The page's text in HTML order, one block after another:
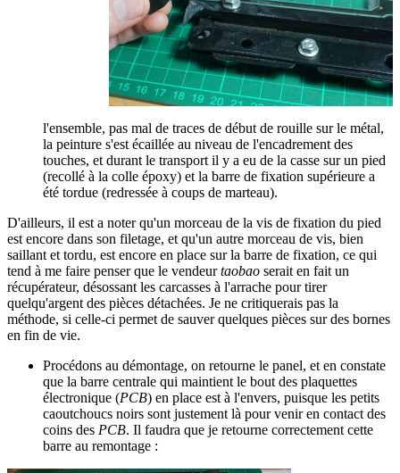
l'ensemble, pas mal de traces de début de rouille sur le métal,
la peinture s'est écaillée au niveau de l'encadrement des
touches, et durant le transport il y a eu de la casse sur un pied
(recollé à la colle époxy) et la barre de fixation supérieure a
été tordue (redressée à coups de marteau).
D'ailleurs, il est a noter qu'un morceau de la vis de fixation du pied
est encore dans son filetage, et qu'un autre morceau de vis, bien
saillant et tordu, est encore en place sur la barre de fixation, ce qui
tend à me faire penser que le vendeurtaobao serait en fait un
récupérateur, désossant les carcasses à l'arrache pour tirer
quelqu'argent des pièces détachées. Je ne critiquerais pas la
méthode, si celle-ci permet de sauver quelques pièces sur des bornes
en fin de vie.
Procédons au démontage, on retourne le panel, et en constate
que la barre centrale qui maintient le bout des plaquettes
électronique (PCB) en place est à l'envers, puisque les petits
caoutchoucs noirs sont justement là pour venir en contact des
coins des PCB. Il faudra que je retourne correctement cette
barre au remontage :